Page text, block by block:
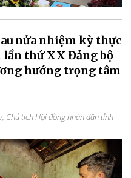
nửa nhiệm kỳ thực
thứ XX Đảng bộ
hướng trọng tâm
Chủ tịch Hội đồng nhân dân tỉnh